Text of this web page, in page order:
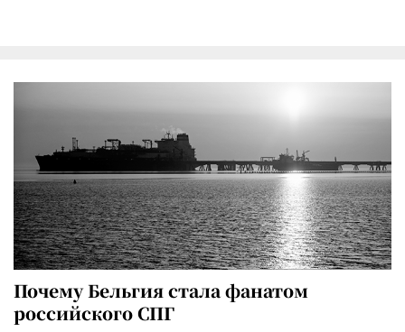
Почему Бельгия стала фанатом
российского СПГ